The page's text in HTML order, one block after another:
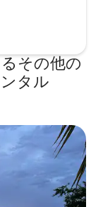
その他の
タル